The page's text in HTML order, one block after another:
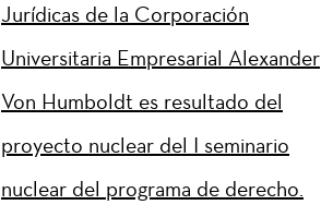
Jurídicas de la Corporación
Universitaria Empresarial Alexander
Von Humboldt es resultado del
proyecto nuclear del I seminario
nuclear del programa de derecho.